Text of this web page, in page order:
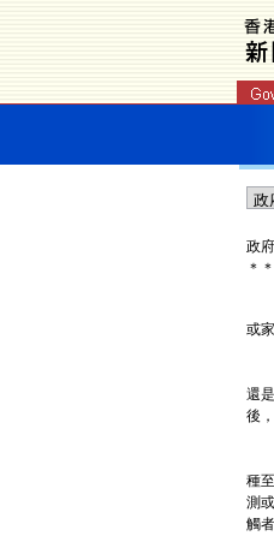
政
＊ ＊
政
或
未
還
後
因
種
測
觸